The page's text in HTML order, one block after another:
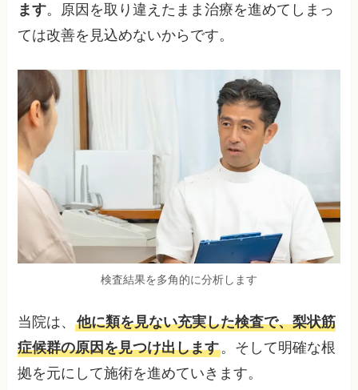
ます。原因を取り違えたまま治療を進めてしまっ
ては改善を見込めないからです。
検査結果を多角的に分析します
当院は、他に類を見ない充実した検査で、梨状筋
症候群の原因を見つけ出します。そして明確な根
拠を元にして施術を進めていきます。